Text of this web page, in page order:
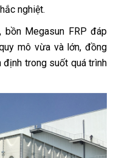
nghiệt.
Megasun FRP đáp
mô vừa và lớn, đồng
trong suốt quá trình